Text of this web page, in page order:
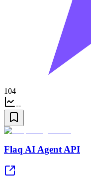
104
--
Flaq AI Agent API